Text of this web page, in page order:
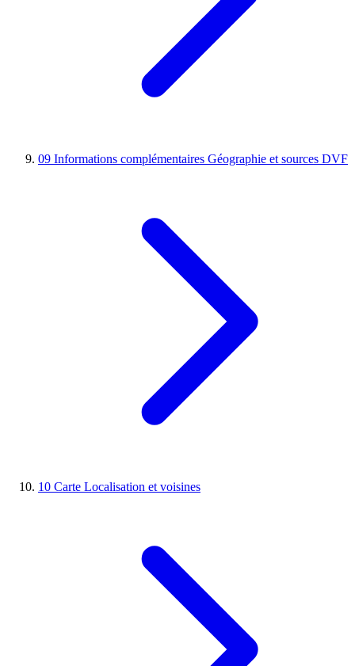
09 Informations complémentaires Géographie et sources DVF
10 Carte Localisation et voisines